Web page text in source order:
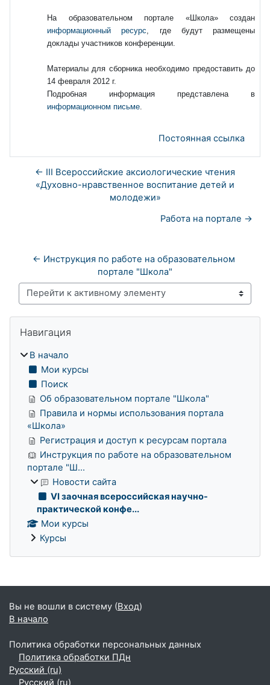
На образовательном портале «Школа» создан
информационный ресурс , где будут размещены
доклады участников конференции.
Материалы для сборника необходимо предоставить до
14 февраля 2012 г.
Подробная информация представлена в
информационном письме
Постоянная ссылка
← III Всероссийские аксиологические чтения
«Духовно-нравственное воспитание детей и
молодежи»
Работа на портале →
← Инструкция по работе на образовательном
портале "Школа"
Перейти к активному элементу
Блоки
Навигация
В начало
Мои курсы
Поиск
Об образовательном портале "Школа"
Правила и нормы использования портала
«Школа»
Регистрация и доступ к ресурсам портала
Инструкция по работе на образовательном
портале "Ш...
Новости сайта
VI заочная всероссийская научно-
практической конфе...
Мои курсы
Курсы
Дополнительные блоки
Вы не вошли в систему (Вход)
В начало
Политика обработки персональных данных
Политика обработки ПДн
Русский ‎(ru)‎
Русский ‎(ru)‎